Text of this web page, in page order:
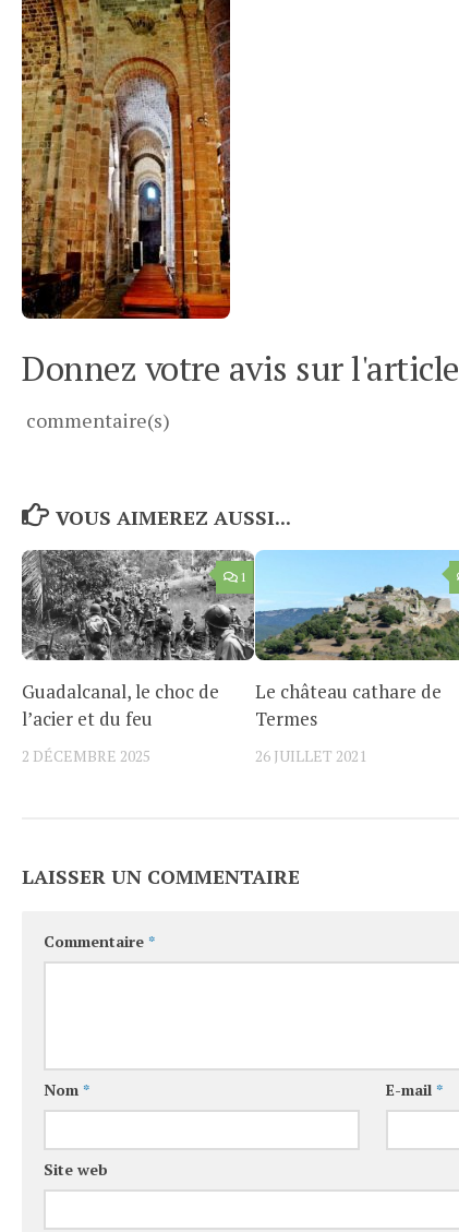
Donnez votre avis sur l'article
commentaire(s)
VOUS AIMEREZ AUSSI...
1
Guadalcanal, le choc de
l’acier et du feu
2 DÉCEMBRE 2025
Le château cathare de
Termes
26 JUILLET 2021
LAISSER UN COMMENTAIRE
Commentaire *
Nom * E-mail *
Site web